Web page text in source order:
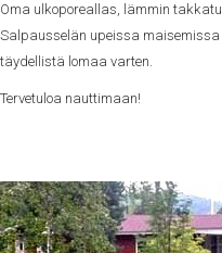
Oma ulkoporeallas, lämmin
Salpausselän upeissa
täydellistä lomaa varten.
Tervetuloa nauttimaan!